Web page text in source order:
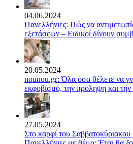
04.06.2024
Πανελλήνιες: Πώς να
εξετάσεων – Ειδικοί δίνουν
20.05.2024
nounou.gr: Όλα όσα θέλετε να
εκφοβισμό, την πρόληψη και την
27.05.2024
Στο καρφί του Σαββατοκύριακου